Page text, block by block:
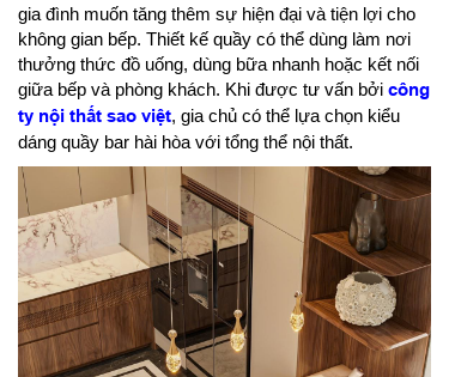
gia đình muốn tăng thêm sự hiện đại và tiện lợi cho
không gian bếp. Thiết kế quầy có thể dùng làm nơi
thưởng thức đồ uống, dùng bữa nhanh hoặc kết nối
giữa bếp và phòng khách. Khi được tư vấn bởi công
ty nội thất sao việt, gia chủ có thể lựa chọn kiểu
dáng quầy bar hài hòa với tổng thể nội thất.